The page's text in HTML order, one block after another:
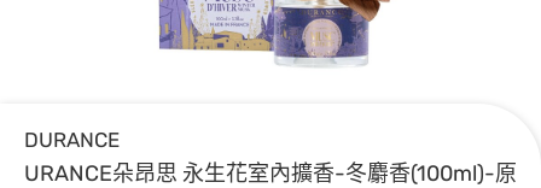
DURANCE
URANCE朵昂思 永生花室內擴香-冬麝香(100ml)-原